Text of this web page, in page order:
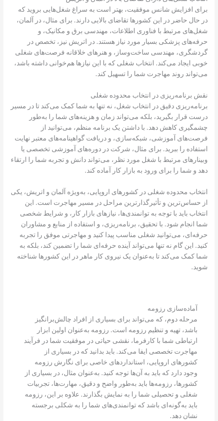
برای افزایش شانس موفقیت، بهتر است به سراغ شغل‌هایی بروید که
در حال حاضر در این کشورها تقاضای بالایی دارند. برای مثال، در آلمان،
شغل‌های مرتبط با فناوری اطلاعات، مهندسی برق و مکانیک، و
حرفه‌های پزشکی بسیار مورد نیاز هستند. در اتریش نیز، تخصص در
گردشگری، مهندسی ساخت‌وساز، و هنرهای خلاقانه فرصت‌های شغلی
خوبی ایجاد می‌کند. انتخاب شغلی که با این نیازها هم‌خوانی داشته باشد،
می‌تواند روند مهاجرت شما را تسهیل کند.
نقش برنامه‌ریزی در انتخاب محدوده شغلی
برنامه‌ریزی دقیق در انتخاب شغل، نه تنها به شما کمک می‌کند تا در مسیر
درست قرار بگیرید، بلکه می‌تواند زمان و هزینه‌های شما را به‌طور
چشمگیری کاهش دهد. با داشتن یک برنامه منظم، می‌توانید از
فرصت‌های آموزشی، شبکه‌سازی، و دریافت گواهینامه‌های معتبر نهایت
استفاده را ببرید. برای مثال، شرکت در دوره‌های آموزشی تخصصی یا
وبینارهای مرتبط با شغل مورد نظر، می‌تواند دانش و تجربه شما را ارتقاء
دهد و شما را برای ورود به بازار کار آماده کند.
انتخاب محدوده شغلی در کشورهای اروپایی، به‌ویژه آلمان و اتریش، یکی
از حساس‌ترین و تأثیرگذارترین مراحل در مسیر مهاجرت است. این
انتخاب باید با توجه به توانمندی‌ها، نیازهای بازار کار، و شرایط شخصی
شما انجام شود. با تحقیق، برنامه‌ریزی، و استفاده از منابع و مشاوران
حرفه‌ای، می‌توانید شغلی مناسب پیدا کنید و مهاجرتی موفق را تجربه
کنید. این گام نه تنها می‌تواند آینده حرفه‌ای شما را تضمین کند، بلکه به
شما کمک می‌کند تا به‌عنوان یک نیروی کار ماهر در این کشورها شناخته
شوید.
آماده‌سازی رزومه
مرحله دوم، که می‌تواند برای بسیاری از افراد چالش‌برانگیز
باشد، تهیه و تنظیم رزومه است. رزومه به‌عنوان اولین ابزار
ارتباطی شما با کارفرما، نقشی حیاتی در موفقیت شما در فرآیند
مهاجرت تخصصی ایفا می‌کند. باید بدانید که در بسیاری از
کشورهای اروپایی، استانداردهای خاصی برای نگارش رزومه
وجود دارد که باید به آن‌ها توجه کنید. به‌عنوان مثال، در بسیاری از
کشورها، رزومه‌ها باید به‌طور واضح و دقیق، مهارت‌ها، تجربیات
شغلی و تحصیلی شما را به نمایش بگذارند. علاوه بر این، رزومه
باید به‌گونه‌ای باشد که توانمندی‌های شما را به شکلی برجسته
نشان دهد.